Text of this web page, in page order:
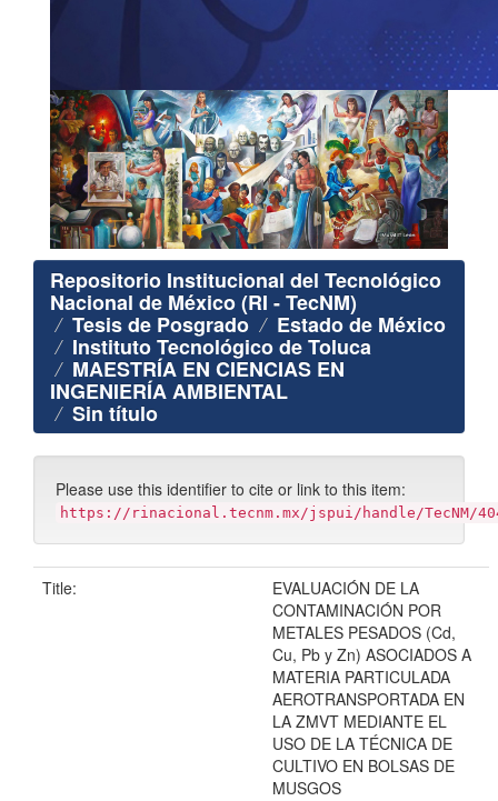
Repositorio Institucional del Tecnológico
Nacional de México (RI - TecNM)
Tesis de Posgrado Estado de México
Instituto Tecnológico de Toluca
MAESTRÍA EN CIENCIAS EN
INGENIERÍA AMBIENTAL
Sin título
Please use this identifier to cite or link to this item:
https://rinacional.tecnm.mx/jspui/handle/TecNM/
Title:
EVALUACIÓN DE LA
CONTAMINACIÓN POR
METALES PESADOS (Cd,
Cu, Pb y Zn) ASOCIADOS A
MATERIA PARTICULADA
AEROTRANSPORTADA EN
LA ZMVT MEDIANTE EL
USO DE LA TÉCNICA DE
CULTIVO EN BOLSAS DE
MUSGOS